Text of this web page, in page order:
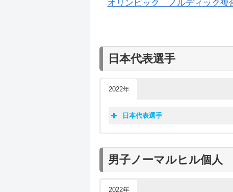
オリンピック ノルディック複
日本代表選手
2022年
日本代表選手
男子ノーマルヒル個人
2022年